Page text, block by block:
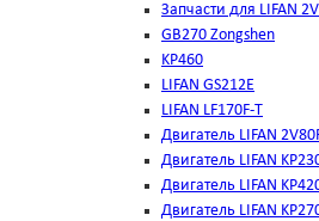
Запчасти для LIFAN
GB270 Zongshen
KP460
LIFAN GS212E
LIFAN LF170F-T
Двигатель LIFAN
Двигатель LIFAN
Двигатель LIFAN
Двигатель LIFAN